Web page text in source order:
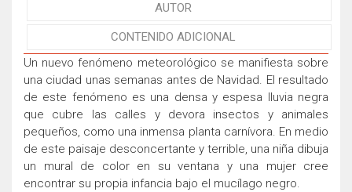
AUTOR
CONTENIDO ADICIONAL
Un nuevo fenómeno meteorológico se manifiesta sobre
una ciudad unas semanas antes de Navidad. El resultado
de este fenómeno es una densa y espesa lluvia negra
que cubre las calles y devora insectos y animales
pequeños, como una inmensa planta carnívora. En medio
de este paisaje desconcertante y terrible, una niña dibuja
un mural de color en su ventana y una mujer cree
encontrar su propia infancia bajo el mucílago negro.